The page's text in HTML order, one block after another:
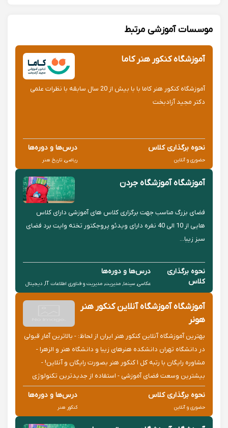
موسسات آموزشی مرتبط
آموزشگاه کنکور هنر کاما
آموزشگاه کنکور هنر کاما با با بیش از 20 سال سابقه با نظرات علمی
دکتر مجید آزادبخت
نحوه برگذاری کلاس
حضوری و آنلاین
درس‌ها و دوره‌ها
ریاضی, تاریخ هنر
آموزشگاه آموزشگاه جردن
فضای بزرگ مناسب جهت برگزاری کلاس های آموزشی دارای کلاس
هایی از 10 الی 40 نفره دارای ویدئو پروجکتور تخته وایت برد فضای
سبز زیبا...
نحوه برگذاری
کلاس
حضوری
درس‌ها و دوره‌ها
عکاسی, سینما, مدیریت, مدیریت و فناوری اطلاعات IT, دیجیتال
مارکتینگ, عکاسی هنری
آموزشگاه آموزشگاه آنلاین کنکور هنر
هونر
بهترین آموزشگاه آنلاین کنکور هنر ایران از لحاظ: - بالاترین آمار قبولی
در دانشگاه تهران دانشکده هنرهای زیبا و دانشگاه هنر و الزهرا -
مشاوره رایگان با رتبه کل ۱ کنکور هنر بصورت رایگان و آنلاین! -
بیشترین وسعت فضای آموزشی - استفاده از جدیدترین تکنولوژی
های آموزشی - مشاوره فردی با اعضای بنیاد مل...
نحوه برگذاری کلاس
حضوری و آنلاین
درس‌ها و دوره‌ها
کنکور هنر